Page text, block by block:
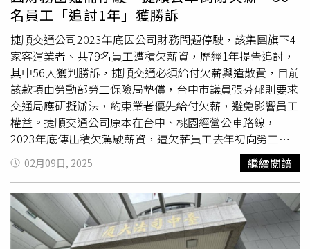
力，堅定地繼續在崗位上認真工作，同時也謝謝熱心協助的
律師們，始終關心她的族人朋友們。高金素梅強調，將一如
既往地繼續捍衛原住民族的權利，持續監督政府施政，看緊
人民的荷包，保衛和平，「黑夜一定會結束，我們都將會是
手持火把、等待黎明的守夜人」。
是，真有一點點在意這些受衝擊的人，那其實該痛罵的，應
該是「為什麼要這樣亂砍預算？」​勞動部昨天在立院社福及
衛環委員會進行業務報告，立委陳菁徽質詢時問洪申翰，日
前他接受媒體專訪，稱預算遭刪凍將導致育嬰留停津貼會發
不出來，但育嬰津貼 根本一毛都未刪凍，批評洪申翰帶頭造
謠，洪申翰則澄清那是「一時口誤」，受影響的其是產檢
假、陪產檢、陪產假的薪資補貼。洪申翰還說，到3月1日
止，勞動部已有9名承攬人力離職，勞動部秘書處也補充，
若預算不解凍，恐怕再有下一波承攬人力離開，包括中國時
報等多家媒體都有報導此事。但此事並未因洪申翰自陳「口
誤」而結束，洪申翰今天在臉書發文，火力全開，直指「中
國時報」批評勞動部在被立法院砍預算後，「先裁撤保全、
清潔」「率先拿艱苦人跟弱勢開刀」，「我必須嚴正表達，
所謂拿艱苦人開刀」，全都不是事實。​洪申翰強調，114年
的預算審查中，光是勞動部「一般行政」的「基本行政工
名員工「追討1年」獲勝訴
捷順交通公司2023年底因公司財務問題停駛，該集團旗下4
家客運業者、共79名員工遭積欠薪資，歷經1年提告追討，
其中56人獲判勝訴，捷順交通必須給付欠薪與遣散費，目前
該款項由勞動部勞工保險局墊償，台中市議員張芬郁則要求
交通局應研擬辦法，約束業者優先給付欠薪，避免影響員工
權益。捷順交通公司原本在台中、桃園經營公車路線，
2023年底傳出積欠駕駛薪資，遭欠薪員工去年初向勞工局
申請調解，要求公司應給付欠薪與資遣費，張芬郁表示，台
中市部分共有36名員工受害，另該集團位在雲林、阿里山、
向勞動部勞工保險局「工資墊償基金」申請薪資墊償。吳姓
員工說，歷經長達1年訴訟，部分人去年11月領到墊償薪
資，農曆新年終於好過一點，但多數人仍未領到墊償薪資。
02月09日, 2025 繼續閱讀